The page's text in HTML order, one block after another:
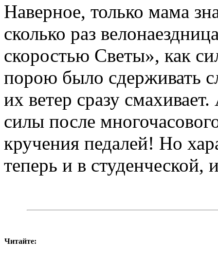
Наверное, только мама
сколько раз
скоростью Светы», как
порою было сдерживать
их ветер сразу
силы после
кручения педалей! Но
теперь и в студенческой,
Читайте: